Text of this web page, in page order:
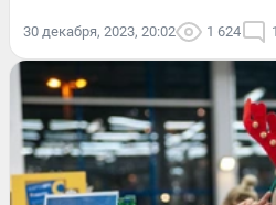
30 декабря, 2023, 20:02 1 624 1